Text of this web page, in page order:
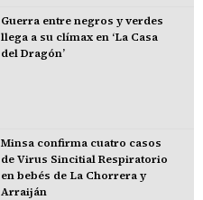
Guerra entre negros y verdes
llega a su clímax en ‘La Casa
del Dragón’
Minsa confirma cuatro casos
de Virus Sincitial Respiratorio
en bebés de La Chorrera y
Arraiján